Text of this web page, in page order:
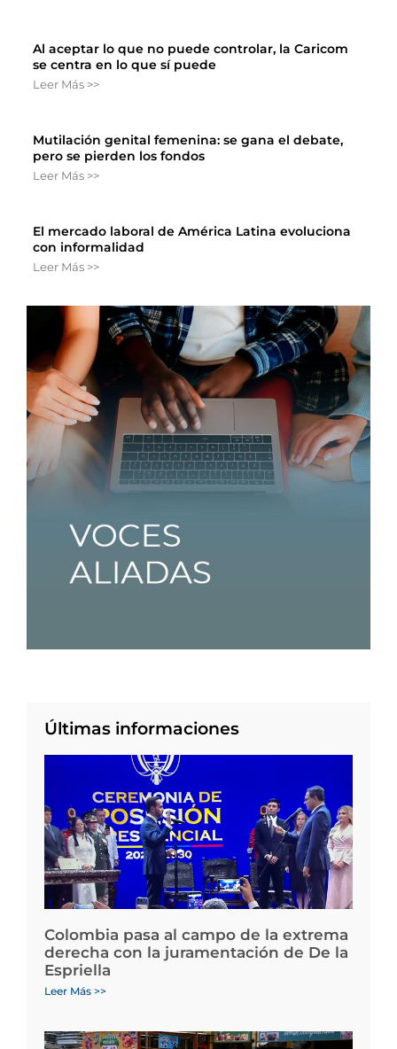
Al aceptar lo que no puede controlar, la Caricom
se centra en lo que sí puede
Leer Más >>
Mutilación genital femenina: se gana el debate,
pero se pierden los fondos
Leer Más >>
El mercado laboral de América Latina evoluciona
con informalidad
Leer Más >>
Últimas informaciones
Colombia pasa al campo de la extrema
derecha con la juramentación de De la
Espriella
Leer Más >>